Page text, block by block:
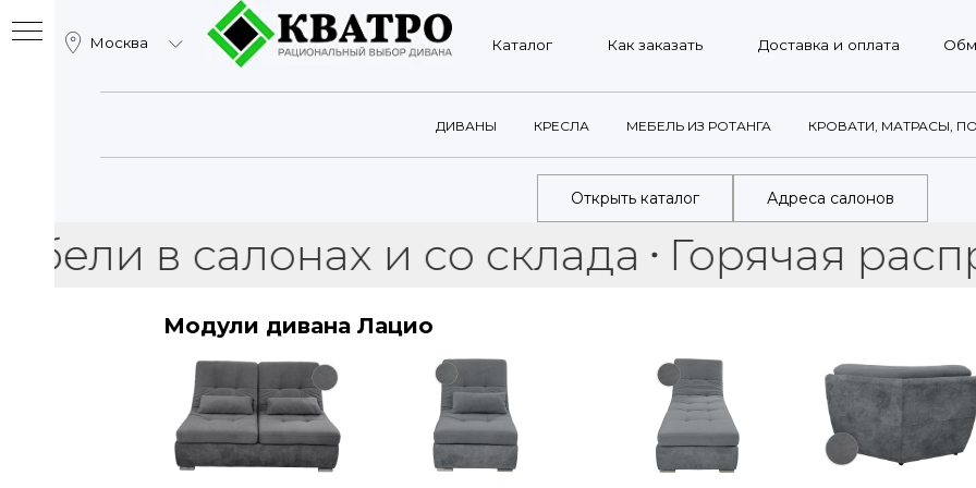
Каталог Как заказать Доставка и оплата Обмен и возврат
Москва
ДИВАНЫ КРЕСЛА МЕБЕЛЬ ИЗ РОТАНГА КРОВАТИ, МАТРАСЫ,
Открыть каталог Адреса салонов
в салонах и со склада Горячая
Модули дивана Лацио